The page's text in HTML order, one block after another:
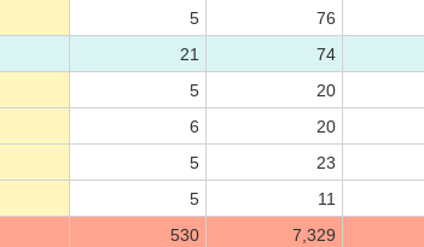
5 76
21 74
5 20
6 20
5 23
5 11
530 7,329